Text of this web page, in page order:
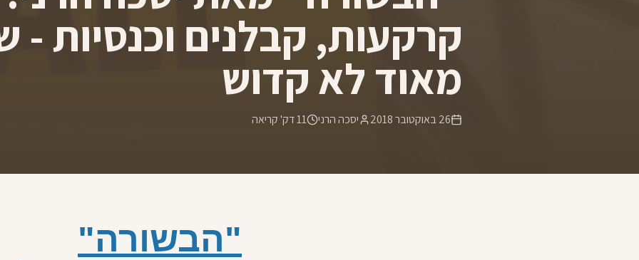
קרקעות, קבלנים וכנסיות -
מאוד לא קדוש
26 באוקטובר 2018 יסכה הרני 11דק' קריאה
"הבשורה"